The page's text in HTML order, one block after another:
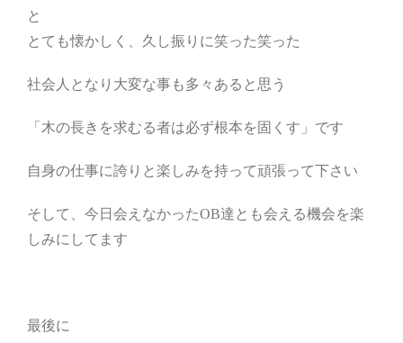
と
とても懐かしく、久し振りに笑った笑った
社会人となり大変な事も多々あると思う
「木の長きを求むる者は必ず根本を固くす」です
自身の仕事に誇りと楽しみを持って頑張って下さい
そして、今日会えなかったOB達とも会える機会を楽
しみにしてます
最後に